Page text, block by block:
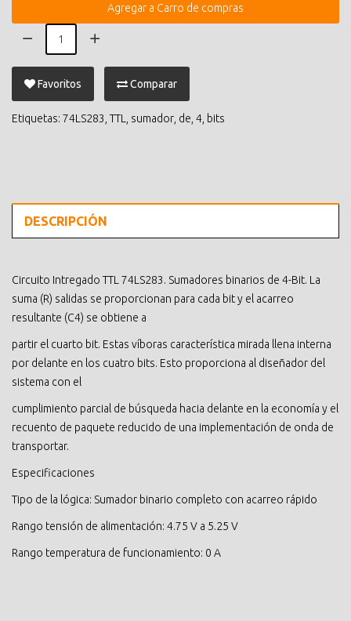
Agregar a Carro de compras
Favoritos Comparar
Etiquetas: 74LS283 TTL sumador de 4 bits
DESCRIPCIÓN
Circuito Intregado TTL 74LS283. Sumadores binarios de 4-Bit. La
suma (R) salidas se proporcionan para cada bit y el acarreo
resultante (C4) se obtiene a
partir el cuarto bit. Estas víboras característica mirada llena interna
por delante en los cuatro bits. Esto proporciona al diseñador del
sistema con el
cumplimiento parcial de búsqueda hacia delante en la economía y el
recuento de paquete reducido de una implementación de onda de
transportar.
Especificaciones
Tipo de la lógica: Sumador binario completo con acarreo rápido
Rango tensión de alimentación: 4.75 V a 5.25 V
Rango temperatura de funcionamiento: 0 A